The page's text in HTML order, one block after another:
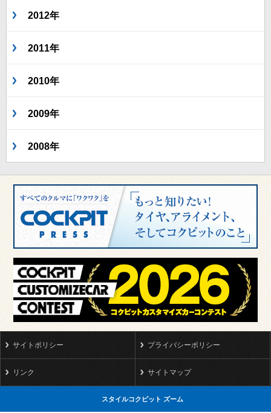
2012年
2011年
2010年
2009年
2008年
サイトポリシー プライバシーポリシー
リンク サイトマップ
スタイルコクピット ズーム